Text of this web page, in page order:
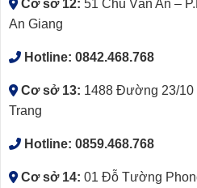
Cơ sở 12: 51 Chu Văn An –
An Giang
Hotline: 0842.468.768
Cơ sở 13: 1488 Đường 23/10
Trang
Hotline: 0859.468.768
Cơ sở 14: 01 Đỗ Tường